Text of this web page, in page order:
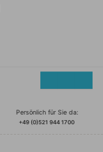
Persönlich für Sie da:
+49 (0)521 944 1700